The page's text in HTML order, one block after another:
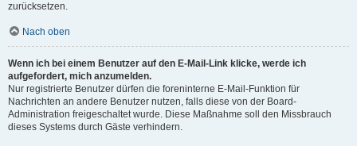
zurücksetzen.
Nach oben
Wenn ich bei einem Benutzer auf den E-Mail-Link klicke, werde ich
aufgefordert, mich anzumelden.
Nur registrierte Benutzer dürfen die foreninterne E-Mail-Funktion für
Nachrichten an andere Benutzer nutzen, falls diese von der Board-
Administration freigeschaltet wurde. Diese Maßnahme soll den Missbrauch
dieses Systems durch Gäste verhindern.